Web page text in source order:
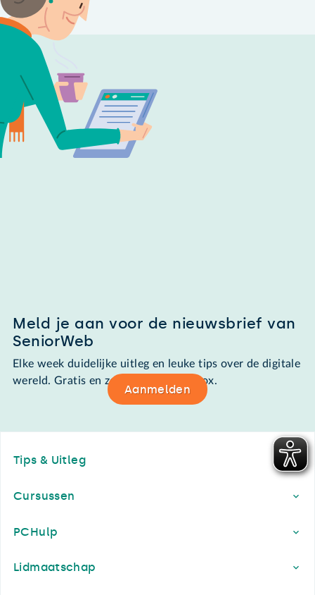
Meld je aan voor de nieuwsbrief van
SeniorWeb
Elke week duidelijke uitleg en leuke tips over de digitale
wereld. Gratis en zomaar in de mailbox.
Aanmelden
Tips & Uitleg
Cursussen
PCHulp
Lidmaatschap